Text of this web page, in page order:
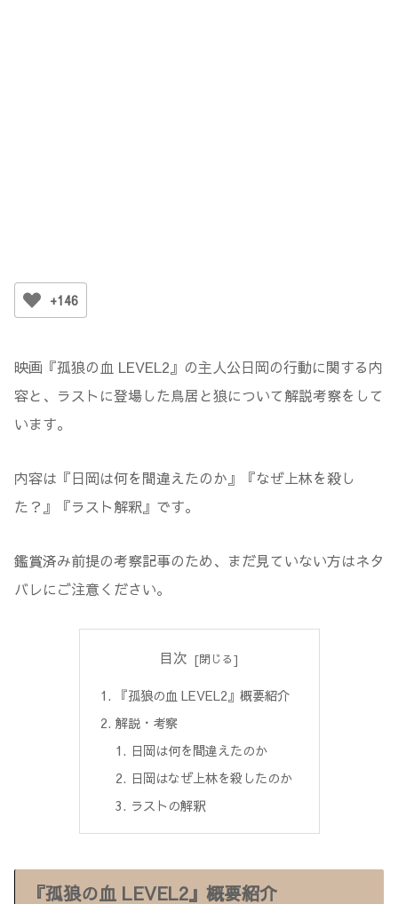
+146
映画『孤狼の血 LEVEL2』の主人公日岡の行動に関する内
容と、ラストに登場した鳥居と狼について解説考察をして
います。
内容は『日岡は何を間違えたのか』『なぜ上林を殺し
た？』『ラスト解釈』です。
鑑賞済み前提の考察記事のため、まだ見ていない方はネタ
バレにご注意ください。
目次
『孤狼の血 LEVEL2』概要紹介
解説・考察
日岡は何を間違えたのか
日岡はなぜ上林を殺したのか
ラストの解釈
『孤狼の血 LEVEL2』概要紹介